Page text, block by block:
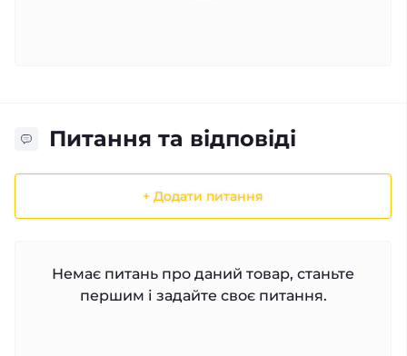
Питання та відповіді
+ Додати питання
Немає питань про даний товар, станьте
першим і задайте своє питання.